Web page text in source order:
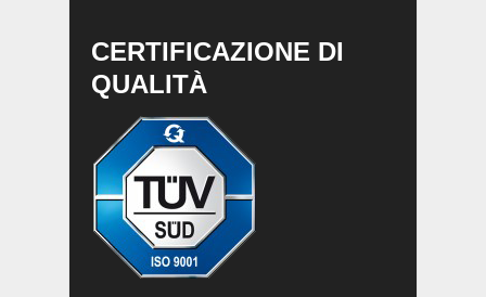
CERTIFICAZIONE DI
QUALITÀ